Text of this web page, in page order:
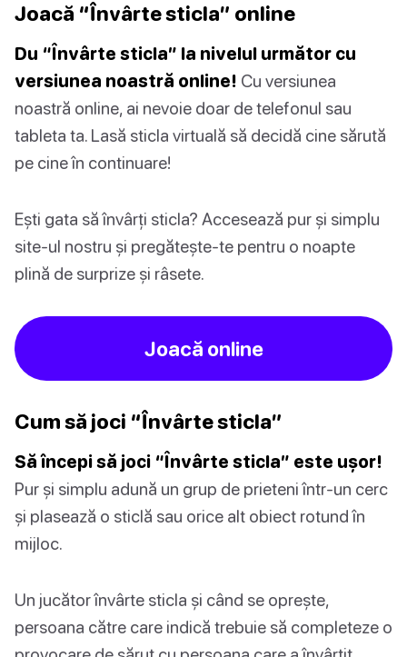
Joacă “Învârte sticla” online
Du “Învârte sticla” la nivelul următor cu
versiunea noastră online! Cu versiunea
noastră online, ai nevoie doar de telefonul sau
tableta ta. Lasă sticla virtuală să decidă cine sărută
pe cine în continuare!
Ești gata să învârți sticla? Accesează pur și simplu
site-ul nostru și pregătește-te pentru o noapte
plină de surprize și râsete.
Joacă online
Cum să joci “Învârte sticla”
Să începi să joci “Învârte sticla” este ușor!
Pur și simplu adună un grup de prieteni într-un cerc
și plasează o sticlă sau orice alt obiect rotund în
mijloc.
Un jucător învârte sticla și când se oprește,
persoana către care indică trebuie să completeze o